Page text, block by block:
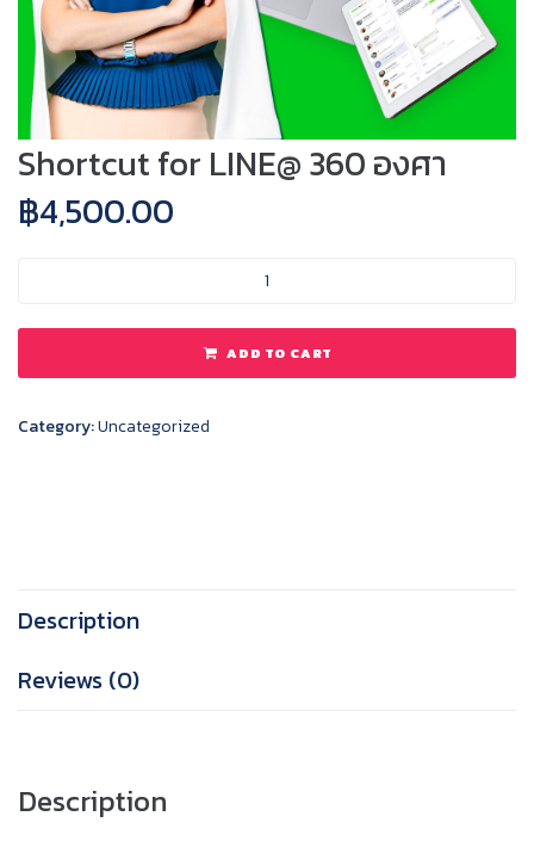
Shortcut for LINE@ 360 องศา
฿4,500.00
ADD TO CART
Category:Uncategorized
Description
Reviews (0)
Description